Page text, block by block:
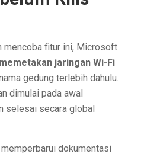
mencoba fitur ini, Microsoft
memetakan jaringan Wi-Fi
gedung terlebih dahulu.
dimulai pada awal
selesai secara global
dokumentasi